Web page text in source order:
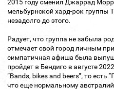
2015 году сменил Джаррад
мельбурнской хард-рок группы
незадолго до этого.
Радует, что группа не забыла
отмечает свой город личным
симпатичная афиша была
пройдет в Бендиго в августе
“Bands, bikes and beers”, то есть
что еще нормальному